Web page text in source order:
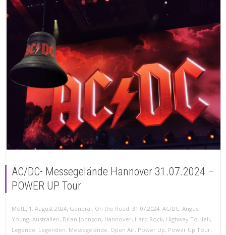
AC/DC- Messegelände Hannover 31.07.2024 –
POWER UP Tour
MotL, 1. August 2024, General, On the Road, 31.07.2024, AC/DC, Angus
Young, Australien, Brian Johnson, Hannover, Hard Rock, Highway To Hell,
Legende, Legenden, Messegelände, Open Air, Power Up, Power Up Tour,